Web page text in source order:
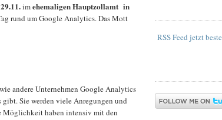
29.11.imehemaligen Hauptzollamt in
rund um Google Analytics. Das Mott
andere Unternehmen Google Analytics
Sie werden viele Anregungen und
Möglichkeit haben intensiv mit den
RSS Feed jetzt